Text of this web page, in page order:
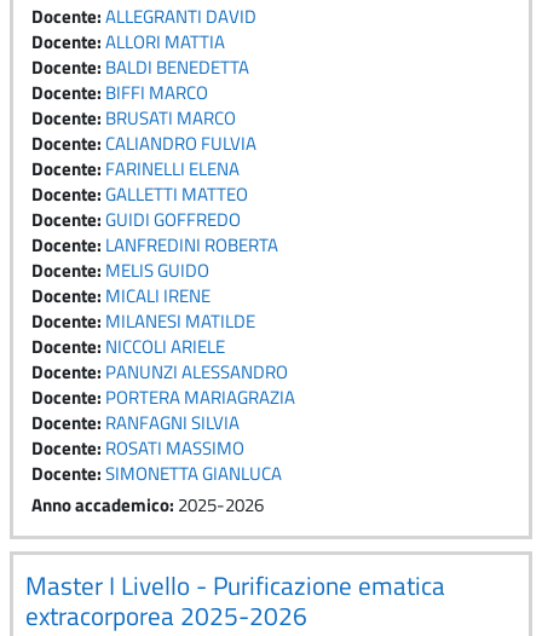
Docente:ALLEGRANTI DAVID
Docente:ALLORI MATTIA
Docente: BALDI BENEDETTA
Docente: BIFFI MARCO
Docente: BRUSATI MARCO
Docente:CALIANDRO FULVIA
Docente: FARINELLI ELENA
Docente:GALLETTI MATTEO
Docente:GUIDI GOFFREDO
Docente: LANFREDINI ROBERTA
Docente: MELIS GUIDO
Docente: MICALI IRENE
Docente: MILANESI MATILDE
Docente: NICCOLI ARIELE
Docente: PANUNZI ALESSANDRO
Docente: PORTERA MARIAGRAZIA
Docente: RANFAGNI SILVIA
Docente: ROSATI MASSIMO
Docente:SIMONETTA GIANLUCA
Anno accademico: 2025-2026
Master I Livello - Purificazione ematica
extracorporea 2025-2026